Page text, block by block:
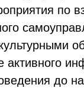
по
активного
до